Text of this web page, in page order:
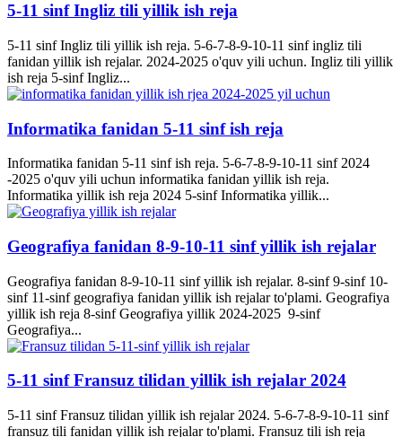
5-11 sinf Ingliz tili yillik ish reja
5-11 sinf Ingliz tili yillik ish reja. 5-6-7-8-9-10-11 sinf ingliz tili
fanidan yillik ish rejalar. 2024-2025 o'quv yili uchun. Ingliz tili yillik
ish reja 5-sinf Ingliz...
Informatika fanidan 5-11 sinf ish reja
Informatika fanidan 5-11 sinf ish reja. 5-6-7-8-9-10-11 sinf 2024
-2025 o'quv yili uchun informatika fanidan yillik ish reja.
Informatika yillik ish reja 2024 5-sinf Informatika yillik...
Geografiya fanidan 8-9-10-11 sinf yillik ish rejalar
Geografiya fanidan 8-9-10-11 sinf yillik ish rejalar. 8-sinf 9-sinf 10-
sinf 11-sinf geografiya fanidan yillik ish rejalar to'plami. Geografiya
yillik ish reja 8-sinf Geografiya yillik 2024-2025 9-sinf
Geografiya...
5-11 sinf Fransuz tilidan yillik ish rejalar 2024
5-11 sinf Fransuz tilidan yillik ish rejalar 2024. 5-6-7-8-9-10-11 sinf
fransuz tili fanidan yillik ish rejalar to'plami. Fransuz tili ish reja